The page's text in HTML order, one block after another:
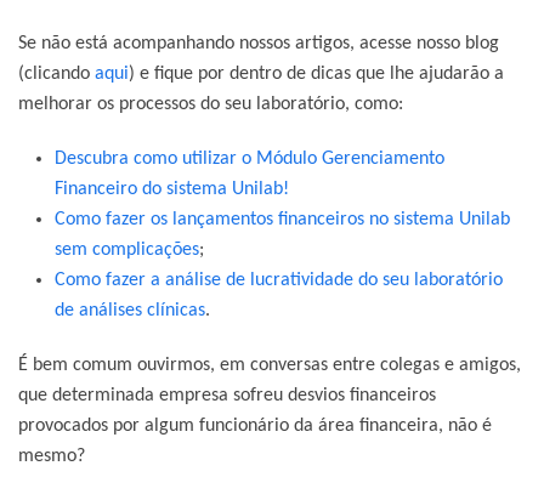
Se não está acompanhando nossos artigos, acesse nosso blog
(clicando aqui) e fique por dentro de dicas que lhe ajudarão a
melhorar os processos do seu laboratório, como:
Descubra como utilizar o Módulo Gerenciamento
Financeiro do sistema Unilab!
Como fazer os lançamentos financeiros no sistema Unilab
sem complicações;
Como fazer a análise de lucratividade do seu laboratório
de análises clínicas.
É bem comum ouvirmos, em conversas entre colegas e amigos,
que determinada empresa sofreu desvios financeiros
provocados por algum funcionário da área financeira, não é
mesmo?